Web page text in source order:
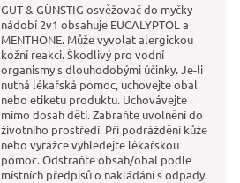
GUT & GÜNSTIG osvěžovač do myčky
nádobí 2v1 obsahuje EUCALYPTOL a
MENTHONE. Může vyvolat alergickou
kožní reakci. Škodlivý pro vodní
organismy s dlouhodobými účinky. Je-li
nutná lékařská pomoc, uchovejte obal
nebo etiketu produktu. Uchovávejte
mimo dosah dětí. Zabraňte uvolnění do
životního prostředí. Při podráždění kůže
nebo vyrážce vyhledejte lékařskou
pomoc. Odstraňte obsah/obal podle
místních předpisů o nakládání s odpady.